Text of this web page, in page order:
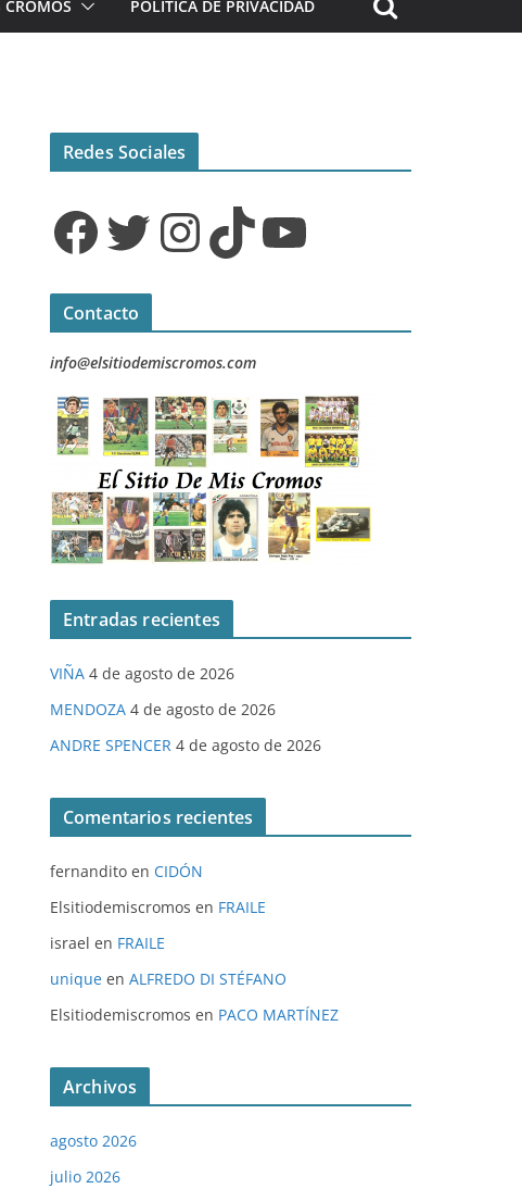
CROMOS POLÍTICA DE PRIVACIDAD
Redes Sociales
Facebook Twitter InstagramTikTok YouTube
Contacto
info@elsitiodemiscromos.com
Entradas recientes
VIÑA 4 de agosto de 2026
MENDOZA 4 de agosto de 2026
ANDRE SPENCER 4 de agosto de 2026
Comentarios recientes
fernandito en CIDÓN
Elsitiodemiscromos en FRAILE
israel en FRAILE
unique en ALFREDO DI STÉFANO
Elsitiodemiscromos en PACO MARTÍNEZ
Archivos
agosto 2026
julio 2026